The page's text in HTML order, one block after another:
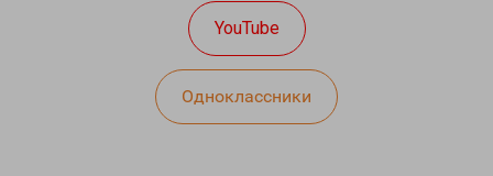
YouTube
Одноклассники